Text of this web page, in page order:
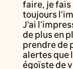
faire, je fais
toujours
J'ai
de plus en
prendre de
alertes que
égoïste de